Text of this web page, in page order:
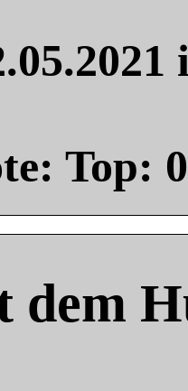
Top: 0
dem